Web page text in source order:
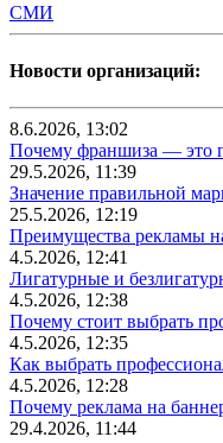
СМИ
Новости организаций:
8.6.2026, 13:02
Почему франшиза — это
29.5.2026, 11:39
Значение правильной
25.5.2026, 12:19
Преимущества рекламы
4.5.2026, 12:41
Лигатурные и
4.5.2026, 12:38
Почему стоит выбрать
4.5.2026, 12:35
Как выбрать
4.5.2026, 12:28
Почему реклама на
29.4.2026, 11:44